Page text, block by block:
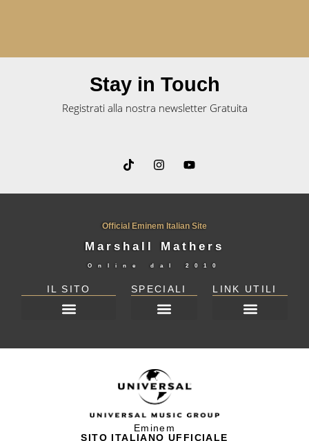
Stay in Touch
Registrati alla nostra newsletter Gratuita
Official Eminem Italian Site
Marshall Mathers
Online dal 2010
IL SITO SPECIALI LINK UTILI
Eminem
SITO ITALIANO UFFICIALE